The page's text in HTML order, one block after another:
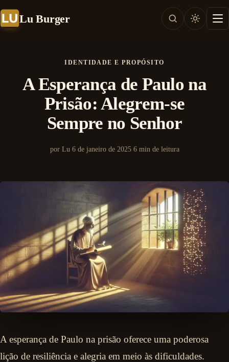
Lu Burger
IDENTIDADE E PROPÓSITO
A Esperança de Paulo na
Prisão: Alegrem-se
Sempre no Senhor
por Lu 6 de janeiro de 2025 6 min de leitura
A esperança de Paulo na prisão oferece uma poderosa
lição de resiliência e alegria em meio às dificuldades.